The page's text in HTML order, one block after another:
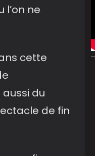
l’on ne
cette
du
de fin